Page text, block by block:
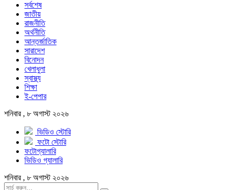
সর্বশেষ
জাতীয়
রাজনীতি
অর্থনীতি
আন্তর্জাতিক
সারাদেশ
বিনোদন
খেলাধুলা
স্বাস্থ্য
শিক্ষা
ই-পেপার
শনিবার , ৮ অগাস্ট ২০২৬
ভিডিও স্টোরি
ফটো স্টোরি
ফটোগ্যালারি
ভিডিও গ্যালারি
শনিবার , ৮ অগাস্ট ২০২৬